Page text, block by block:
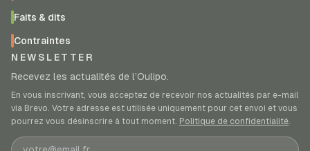
Faits & dits
Contraintes
NEWSLETTER
Recevez les actualités de l’Oulipo.
En vous inscrivant, vous acceptez de recevoir nos actualités par e-mail
via Brevo. Votre adresse est utilisée uniquement pour cet envoi et vous
pourrez vous désinscrire à tout moment. Politique de confidentialité.
Adresse e-mail